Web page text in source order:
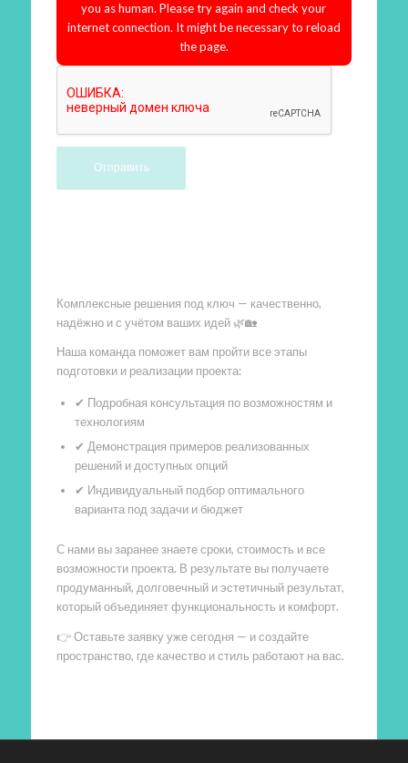
you as human. Please try again and check your
internet connection. It might be necessary to reload
the page.
Комплексные решения под ключ — качественно,
надёжно и с учётом ваших идей 🌿🏡
Наша команда поможет вам пройти все этапы
подготовки и реализации проекта:
✔ Подробная консультация по возможностям и
технологиям
✔ Демонстрация примеров реализованных
решений и доступных опций
✔ Индивидуальный подбор оптимального
варианта под задачи и бюджет
С нами вы заранее знаете сроки, стоимость и все
возможности проекта. В результате вы получаете
продуманный, долговечный и эстетичный результат,
который объединяет функциональность и комфорт.
👉 Оставьте заявку уже сегодня — и создайте
пространство, где качество и стиль работают на вас.